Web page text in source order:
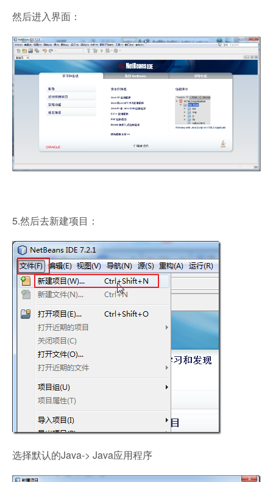
然后进入界面：
5.然后去新建项目：
选择默认的Java-> Java应用程序